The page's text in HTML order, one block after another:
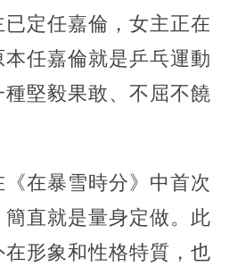
定任嘉倫，女主正在
任嘉倫就是乒乓運動
種堅毅果敢、不屈不饒
在暴雪時分》中首次
直就是量身定做。此
形象和性格特質，也